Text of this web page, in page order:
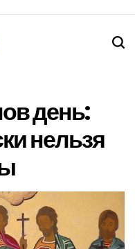
день:
нельзя